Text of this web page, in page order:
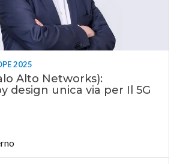
2025
Alto Networks):
design unica via per Il 5G